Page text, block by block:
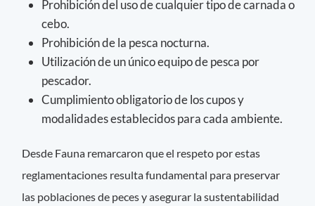
Prohibición del uso de cualquier tipo de carnada o
cebo.
Prohibición de la pesca nocturna.
Utilización de un único equipo de pesca por
pescador.
Cumplimiento obligatorio de los cupos y
modalidades establecidos para cada ambiente.
Desde Fauna remarcaron que el respeto por estas
reglamentaciones resulta fundamental para preservar
las poblaciones de peces y asegurar la sustentabilidad